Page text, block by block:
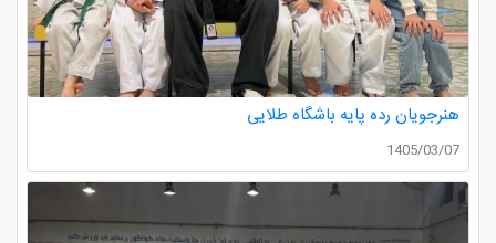
هنرجویان رده پایه باشگاه طلایی
1405/03/07